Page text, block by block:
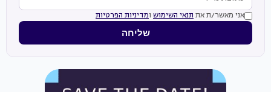
אני מאשר/ת את תנאי השימוש ומדיניות הפרטיות
שליחה